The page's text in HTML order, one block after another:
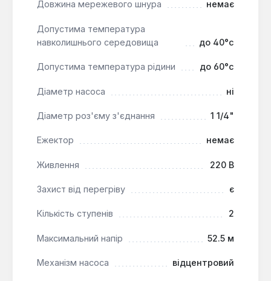
конструкції.
Високий робочий тиск:
робочий тиск до 8 бар дозволяє
системах.
64 dB, що забезпечує комфортну
експлуатацію.
EBARA 2СDXM 70/15 є оптимальним вибором для
побутових та легких промислових застосувань, де
Він ефективно працює при температурі рідини до
до 40°C, забезпечуючи надійне функціонування
Довжина мережевого шнура немає
Допустима температура
навколишнього середовища
до 40°c
Допустима температура рідини до 60°c
Діаметр насоса ні
Діаметр роз'єму з'єднання 1 1/4"
Ежектор немає
Живлення 220 В
Захист від перегріву є
Кількість ступенів 2
Максимальний напір 52.5 м
Механізм насоса відцентровий